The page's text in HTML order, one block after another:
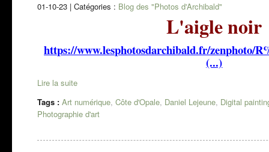
01-10-23 | Catégories : Blog des "Photos d'Archibald"
L'aigle noir
https://www.lesphotosdarchibald.fr/zenphoto/
(...)
Lire la suite
Tags : Art numérique, Côte d'Opale, Daniel Lejeune, Digital
Photographie d'art